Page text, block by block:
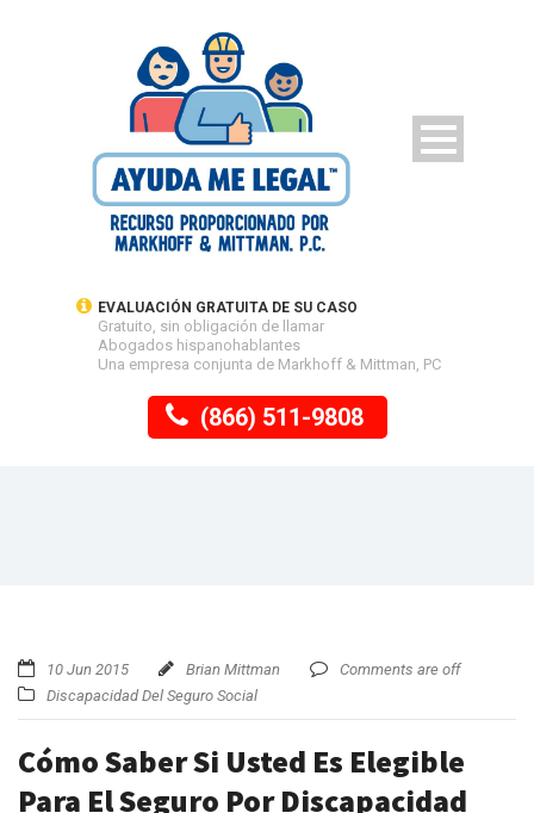
EVALUACIÓN GRATUITA DE SU CASO
Gratuito, sin obligación de llamar
Abogados hispanohablantes
Una empresa conjunta de Markhoff & Mittman, PC
(866) 511-9808
10 Jun 2015 Brian Mittman
Comments are off
Discapacidad Del Seguro Social
Cómo Saber Si Usted Es Elegible
Para El Seguro Por Discapacidad